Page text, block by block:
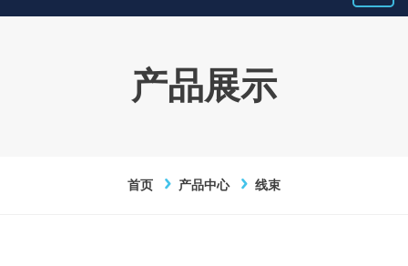
乐清市蒲岐镇特色工业区
周一~周六 9:00~17:00
E-Mail
产品展示
首页 产品中心 线束